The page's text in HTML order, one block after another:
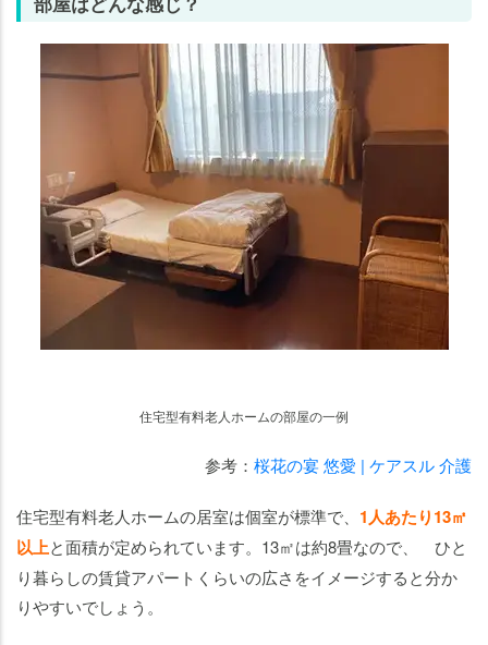
住宅型有料老人ホームの部屋の一例
参考： 桜花の宴 悠愛 | ケアスル 介護
住宅型有料老人ホームの居室は個室が標準で、 1人あたり13㎡
以上と面積が定められています。13㎡は約8畳なので、 ひと
り暮らしの賃貸アパートくらいの広さをイメージすると分か
りやすいでしょう。